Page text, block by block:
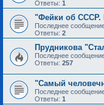
Ответы: 1
"Фейки об СССР.
Последнее
Ответы: 2
Прудникова
Последнее
Ответы: 257
"Самый
Последнее
Ответы: 1